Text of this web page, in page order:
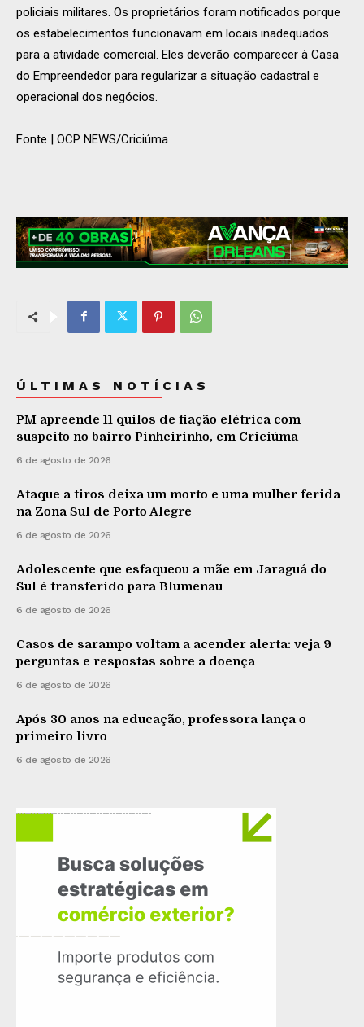
policiais militares. Os proprietários foram notificados porque
os estabelecimentos funcionavam em locais inadequados
para a atividade comercial. Eles deverão comparecer à Casa
do Empreendedor para regularizar a situação cadastral e
operacional dos negócios.
Fonte | OCP NEWS/Criciúma
ÚLTIMAS NOTÍCIAS
PM apreende 11 quilos de fiação elétrica com
suspeito no bairro Pinheirinho, em Criciúma
6 de agosto de 2026
Ataque a tiros deixa um morto e uma mulher ferida
na Zona Sul de Porto Alegre
6 de agosto de 2026
Adolescente que esfaqueou a mãe em Jaraguá do
Sul é transferido para Blumenau
6 de agosto de 2026
Casos de sarampo voltam a acender alerta: veja 9
perguntas e respostas sobre a doença
6 de agosto de 2026
Após 30 anos na educação, professora lança o
primeiro livro
6 de agosto de 2026